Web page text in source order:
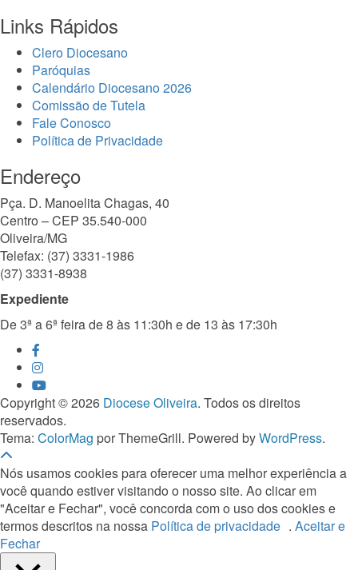
Links Rápidos
Clero Diocesano
Paróquias
Calendário Diocesano 2026
Comissão de Tutela
Fale Conosco
Política de Privacidade
Endereço
Pça. D. Manoelita Chagas, 40
Centro – CEP 35.540-000
Oliveira/MG
Telefax: (37) 3331-1986
(37) 3331-8938
Expediente
De 3ª a 6ª feira de 8 às 11:30h e de 13 às 17:30h
Copyright © 2026 Diocese Oliveira. Todos os direitos
reservados.
Tema: ColorMag por ThemeGrill. Powered byWordPress.
Nós usamos cookies para oferecer uma melhor experiência a
você quando estiver visitando o nosso site. Ao clicar em
"Aceitar e Fechar", você concorda com o uso dos cookies e
termos descritos na nossa Política de privacidade . Aceitar e
Fechar